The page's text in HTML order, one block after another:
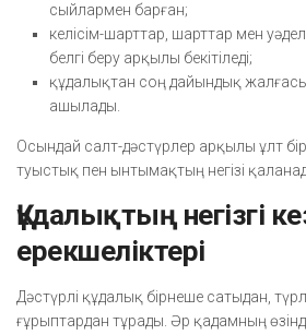
сыйлармен барған;
келісім-шарттар, шарттар мен
белгі беру арқылы бекітіледі;
құдалықтан соң дайындық
ашылады.
Осындай салт-дәстүрлер арқылы ұлт
туыстық пен ынтымақтың негізі
Құдалықтың негізгі
ерекшеліктері
Дәстүрлі құдалық бірнеше сатыдан,
ғұрыптардан тұрады. Әр қадамның